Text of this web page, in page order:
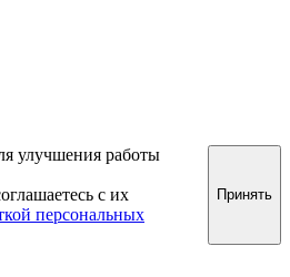
улучшения работы
с их
персональных
Принять